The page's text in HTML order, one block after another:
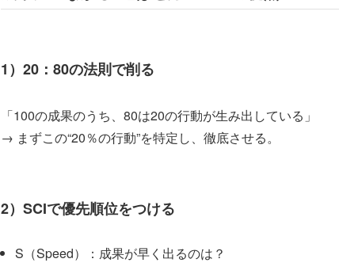
1）20：80の法則で削る
「100の成果のうち、80は20の行動が生み出している」
→ まずこの“20％の行動”を特定し、徹底させる。
2）SCIで優先順位をつける
S（Speed）：成果が早く出るのは？